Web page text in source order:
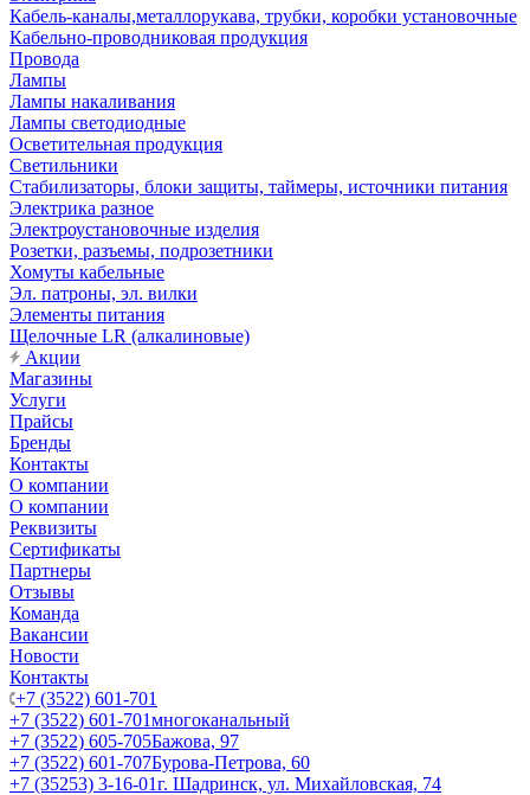
Кабель-каналы,металлорукава, трубки, коробки установочные
Кабельно-проводниковая продукция
Провода
Лампы
Лампы накаливания
Лампы светодиодные
Осветительная продукция
Светильники
Стабилизаторы, блоки защиты, таймеры, источники питания
Электрика разное
Электроустановочные изделия
Розетки, разъемы, подрозетники
Хомуты кабельные
Эл. патроны, эл. вилки
Элементы питания
Щелочные LR (алкалиновые)
Акции
Магазины
Услуги
Прайсы
Бренды
Контакты
О компании
О компании
Реквизиты
Сертификаты
Партнеры
Отзывы
Команда
Вакансии
Новости
Контакты
+7 (3522) 601-701
+7 (3522) 601-701многоканальный
+7 (3522) 605-705Бажова, 97
+7 (3522) 601-707Бурова-Петрова, 60
+7 (35253) 3-16-01г. Шадринск, ул. Михайловская, 74